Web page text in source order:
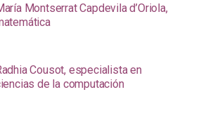
Montserrat Capdevila d’Oriola,
Cousot, especialista en
de la computación